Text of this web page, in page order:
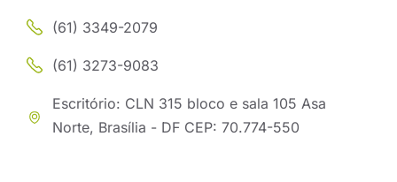
(61) 3349-2079
(61) 3273-9083
Escritório: CLN 315 bloco e sala 105 Asa
Norte, Brasília - DF CEP: 70.774-550